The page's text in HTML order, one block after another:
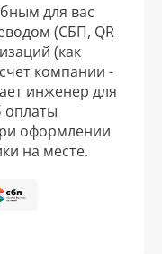
для вас
(СБП, QR
(как
компании -
инженер для
оплаты
оформлении
на месте.